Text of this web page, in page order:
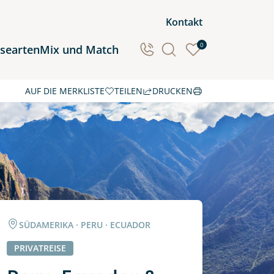
Kontakt
Mix und Match 0
Ozeanien
Südamerika
AUF DIE MERKLISTE TEILEN DRUCKEN
SÜDAMERIKA · PERU · ECUADOR
PRIVATREISE